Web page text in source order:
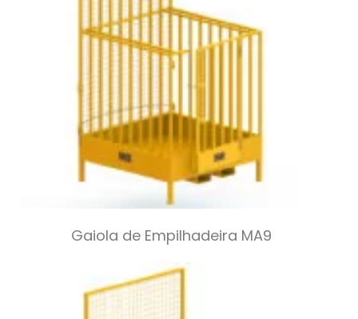
Gaiola de Empilhadeira MA9